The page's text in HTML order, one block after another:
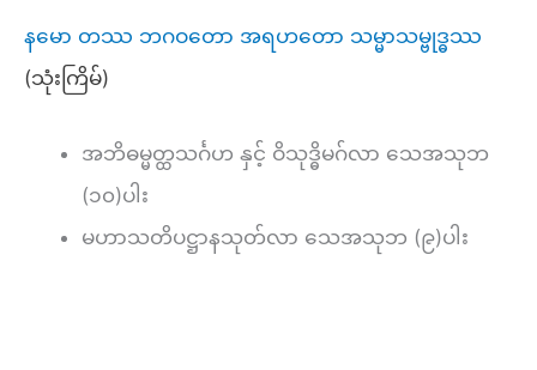
နမော တဿ ဘဂဝတော အရဟတော သမ္မာသမ္ဗုဒ္ဓဿ
(သုံးကြိမ်)
အဘိဓမ္မတ္ထသင်္ဂဟ နှင့် ဝိသုဒ္ဓိမဂ်လာ သေအသုဘ
(၁၀)ပါး
မဟာသတိပဋ္ဌာနသုတ်လာ သေအသုဘ (၉)ပါး